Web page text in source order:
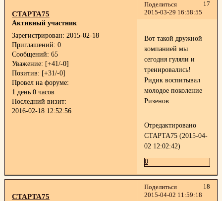
Поделиться
17
2015-03-29 16:58:55
СТАРТА75
Активный участник
Зарегистрирован: 2015-02-18
Приглашений: 0
Сообщений: 65
Уважение: [+41/-0]
Позитив: [+31/-0]
Провел на форуме:
1 день 0 часов
Последний визит:
2016-02-18 12:52:56
Вот такой дружной
компанией мы
сегодня гуляли и
тренировались!
Ридик воспитывал
молодое поколение
Ризенов
Отредактировано
СТАРТА75 (2015-04-
02 12:02:42)
0
Поделиться
18
2015-04-02 11:59:18
СТАРТА75